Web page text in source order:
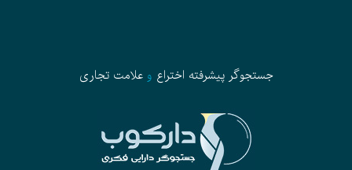
جستجوگر پیشرفته اختراع وعلامت تجاری